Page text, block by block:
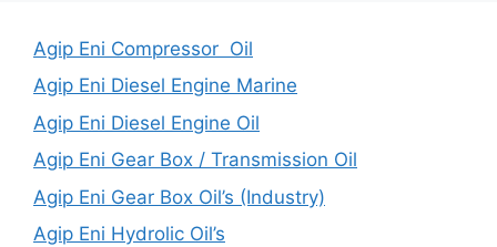
Agip Eni Compressor Oil
Agip Eni Diesel Engine Marine
Agip Eni Diesel Engine Oil
Agip Eni Gear Box / Transmission Oil
Agip Eni Gear Box Oil’s (Industry)
Agip Eni Hydrolic Oil’s